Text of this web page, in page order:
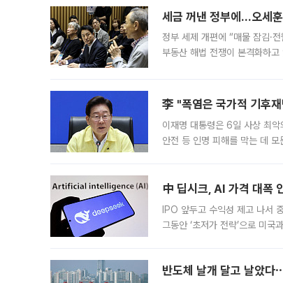
세금 꺼낸 정부에…오세
정부 세제 개편에 “매물 잠김·
부동산 해법 전쟁이 본격화하
李 "폭염은 국가적 기후
이재명 대통령은 6일 사상 최
안전 등 인명 피해를 막는 데
中 딥시크, AI 가격 대폭
IPO 앞두고 수익성 제고 나서
그동안 ‘초저가 전략’으로 미
반도체 날개 달고 날았